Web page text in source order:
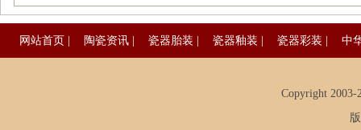
网站首页 陶瓷资讯 瓷器胎装 瓷器釉装 瓷器彩装 中
Copyright 2003-